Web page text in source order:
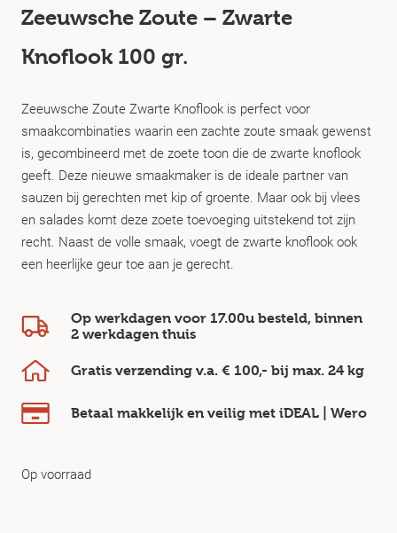
Zeeuwsche Zoute – Zwarte
Knoflook 100 gr.
Zeeuwsche Zoute Zwarte Knoflook is perfect voor
smaakcombinaties waarin een zachte zoute smaak gewenst
is, gecombineerd met de zoete toon die de zwarte knoflook
geeft. Deze nieuwe smaakmaker is de ideale partner van
sauzen bij gerechten met kip of groente. Maar ook bij vlees
en salades komt deze zoete toevoeging uitstekend tot zijn
recht. Naast de volle smaak, voegt de zwarte knoflook ook
een heerlijke geur toe aan je gerecht.
Op werkdagen voor 17.00u besteld, binnen
2 werkdagen thuis
Gratis verzending v.a. € 100,- bij max. 24 kg
Betaal makkelijk en veilig met iDEAL | Wero
Op voorraad